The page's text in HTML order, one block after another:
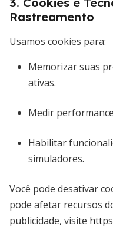
Rastreamento
Usamos cookies para:
Memorizar suas
ativas.
Medir
Habilitar
simuladores.
Você pode desativar
pode afetar recursos
publicidade, visite